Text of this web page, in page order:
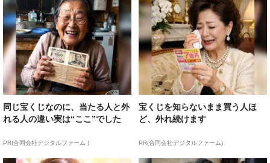
同じ宝くじなのに、当たる人と外
れる人の違い実は“ここ”でした
PR(合同会社デジタルファーム )
宝くじを知らないまま買う人ほ
ど、外れ続けます
PR(合同会社デジタルファーム)